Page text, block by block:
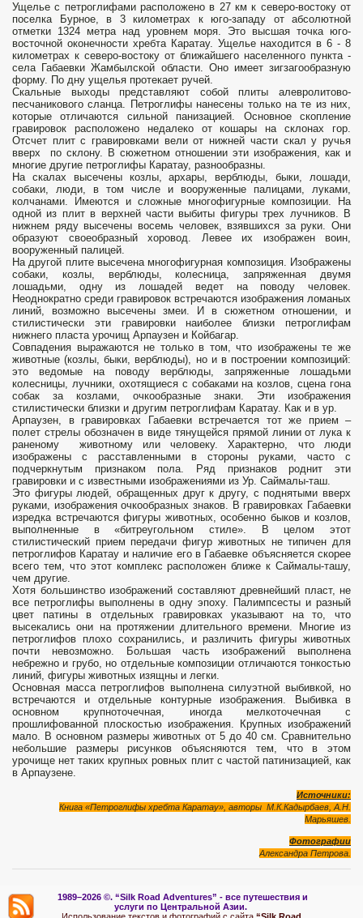
Ущелье с петроглифами расположено в 27 км к северо-востоку от
поселка Бурное, в 3 километрах к юго-западу от абсолютной
отметки 1324 метра над уровнем моря. Это высшая точка юго-
восточной оконечности хребта Каратау. Ущелье находится в 6 - 8
километрах к северо-востоку от ближайшего населенного пункта -
села Габаевки Жамбылской области. Оно имеет зигзагообразную
форму. По дну ущелья протекает ручей.
Скальные выходы представляют собой плиты алевролитово-
песчаникового сланца. Петроглифы нанесены только на те из них,
которые отличаются сильной панизацией. Основное скопление
гравировок расположено недалеко от кошары на склонах гор.
Отсчет плит с гравировками вели от нижней части скал у ручья
вверх по склону. В сюжетном отношении эти изображения, как и
многие другие петроглифы Каратау, разнообразны.
На скалах высечены козлы, архары, верблюды, быки, лошади,
собаки, люди, в том числе и вооруженные палицами, луками,
колчанами. Имеются и сложные многофигурные композиции. На
одной из плит в верхней части выбиты фигуры трех лучников. В
нижнем ряду высечены восемь человек, взявшихся за руки. Они
образуют своеобразный хоровод. Левее их изображен воин,
вооруженный палицей.
На другой плите высечена многофигурная композиция. Изображены
собаки, козлы, верблюды, колесница, запряженная двумя
лошадьми, одну из лошадей ведет на поводу человек.
Неоднократно среди гравировок встречаются изображения ломаных
линий, возможно высечены змеи. И в сюжетном отношении, и
стилистически эти гравировки наиболее близки петроглифам
нижнего пласта урочищ Арпаузен и Койбагар.
Совпадения выражаются не только в том, что изображены те же
животные (козлы, быки, верблюды), но и в построении композиций:
это ведомые на поводу верблюды, запряженные лошадьми
колесницы, лучники, охотящиеся с собаками на козлов, сцена гона
собак за козлами, очкообразные знаки. Эти изображения
стилистически близки и другим петроглифам Каратау. Как и в ур.
Арпаузен, в гравировках Габаевки встречается тот же прием –
полет стрелы обозначен в виде тянущейся прямой линии от лука к
раненому животному или человеку. Характерно, что люди
изображены с расставленными в стороны руками, часто с
подчеркнутым признаком пола. Ряд признаков роднит эти
гравировки и с известными изображениями из Ур. Саймалы-таш.
Это фигуры людей, обращенных друг к другу, с поднятыми вверх
руками, изображения очкообразных знаков. В гравировках Габаевки
изредка встречаются фигуры животных, особенно быков и козлов,
выполненные в «битреугольном стиле». В целом этот
стилистический прием передачи фигур животных не типичен для
петроглифов Каратау и наличие его в Габаевке объясняется скорее
всего тем, что этот комплекс расположен ближе к Саймалы-ташу,
чем другие.
Хотя большинство изображений составляют древнейший пласт, не
все петроглифы выполнены в одну эпоху. Палимпсесты и разный
цвет патины в отдельных гравировках указывают на то, что
высекались они на протяжении длительного времени. Многие из
петроглифов плохо сохранились, и различить фигуры животных
почти невозможно. Большая часть изображений выполнена
небрежно и грубо, но отдельные композиции отличаются тонкостью
линий, фигуры животных изящны и легки.
Основная масса петроглифов выполнена силуэтной выбивкой, но
встречаются и отдельные контурные изображения. Выбивка в
основном крупноточечная, иногда мелкоточечная с
прошлифованной плоскостью изображения. Крупных изображений
мало. В основном размеры животных от 5 до 40 см. Сравнительно
небольшие размеры рисунков объясняются тем, что в этом
урочище нет таких крупных ровных плит с частой патинизацией, как
в Арпаузене.
Источники:
Книга «Петроглифы хребта Каратау», авторы М.К.Кадырбаев, А.Н.
Марьяшев.
Фотографии
Александра Петрова.
1989–2026 ©. “Silk Road Adventures” - все путешествия и
услуги по Центральной Азии.